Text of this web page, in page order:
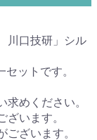
川口技研」シル
ットです。
めください。
います。
ざいます。